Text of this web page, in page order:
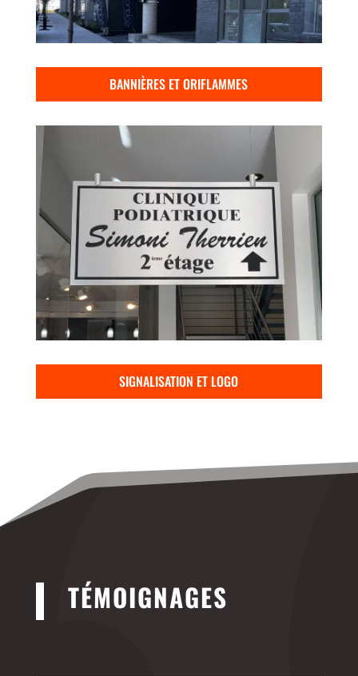
BANNIÈRES ET ORIFLAMMES
SIGNALISATION ET LOGO
TÉMOIGNAGES